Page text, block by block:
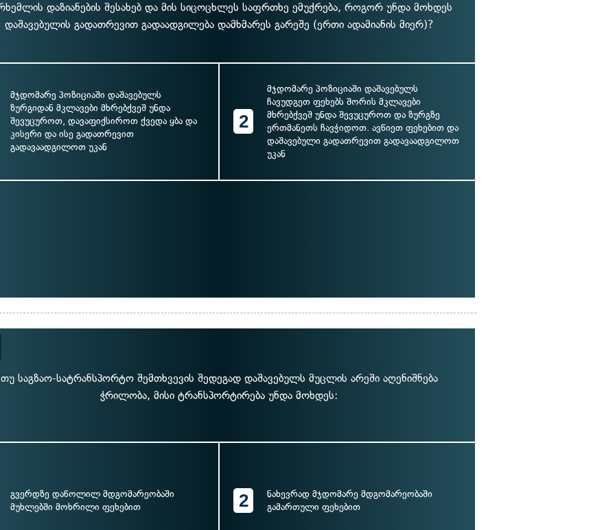
დაზიანების შესახებ და მის სიცოცხლეს საფრთხე ემუქრება, როგორ უნდა მოხდეს
დაშავებულის გადათრევით გადაადგილება დამხმარეს გარეშე (ერთი ადამიანის მიერ)?
მჯდომარე პოზიციაში დაშავებულს
ზურგიდან მკლავები მხრებქვეშ უნდა
შევუცუროთ, დავაფიქსიროთ ქვედა ყბა და
კისერი და ისე გადათრევით
გადავაადგილოთ უკან
2
მჯდომარე პოზიციაში დაშავებულს
ჩავუდგეთ ფეხებს შორის მკლავები
მხრებქვეშ უნდა შევუცუროთ და ზურგზე
ერთმანეთს ჩავჭიდოთ. ავწიეთ ფეხებით და
დაშავებული გადათრევით გადავაადგილოთ
უკან
თუ საგზაო-სატრანსპორტო შემთხვევის შედეგად დაშავებულს მუცლის არეში აღენიშნება
ჭრილობა, მისი ტრანსპორტირება უნდა მოხდეს:
გვერდზე დაწოლილ მდგომარეობაში
მუხლებში მოხრილი ფეხებით
2
ნახევრად მჯდომარე მდგომარეობაში
გამართული ფეხებით